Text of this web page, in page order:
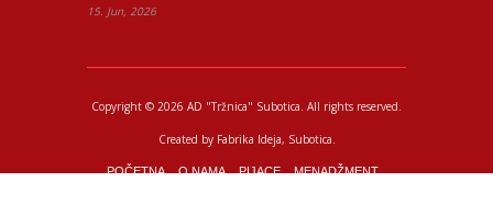
15. Jun, 2026
Copyright © 2026 AD "Tržnica" Subotica. All rights reserved.
Created by Fabrika Ideja, Subotica.
POČETNA O NAMA PIJACE
MENADŽMENT